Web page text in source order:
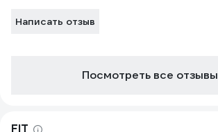
Написать отзыв
Посмотреть все отзывы
FIT